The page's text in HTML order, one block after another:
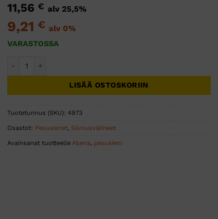
11,56 € alv 25,5%
9,21 € alv 0%
VARASTOSSA
LISÄÄ OSTOSKORIIN
Tuotetunnus (SKU): 4973
Osastot: Pesusienet, Siivousvälineet
Avainsanat tuotteelle Abena, pesusieni